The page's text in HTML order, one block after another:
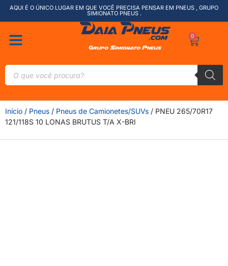
AQUI É O ÚNICO LUGAR EM QUE VOCÊ PRECISA PENSAR EM PNEUS , GRUPO
SIMIONATO PNEUS .
0
Início / Pneus / Pneus de Camionetes/SUVs / PNEU 265/70R17
121/118S 10 LONAS BRUTUS T/A X-BRI